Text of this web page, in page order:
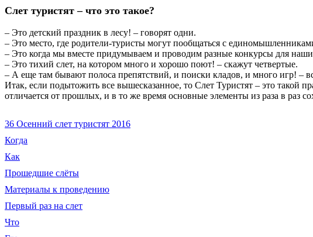
Слет туристят – что это такое?
– Это детский праздник в лесу! – говорят одни.
– Это место, где родители-туристы могут пообщаться с
– Это когда мы вместе придумываем и проводим разные конкурсы для
– Это тихий слет, на котором много и хорошо поют! – скажут четвертые.
– А еще там бывают полоса препятствий, и поиски кладов, и много игр! –
Итак, если подытожить все вышесказанное, то Слет Туристят – это такой
отличается от прошлых, и в то же время основные элементы из раза в раз
36 Осенний слет туристят 2016
Когда
Как
Прошедшие слёты
Материалы к проведению
Первый раз на слет
Что